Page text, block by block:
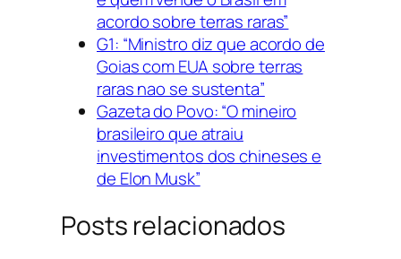
acordo sobre terras raras”
G1: “Ministro diz que acordo de
Goias com EUA sobre terras
raras nao se sustenta”
Gazeta do Povo: “O mineiro
brasileiro que atraiu
investimentos dos chineses e
de Elon Musk”
Posts relacionados